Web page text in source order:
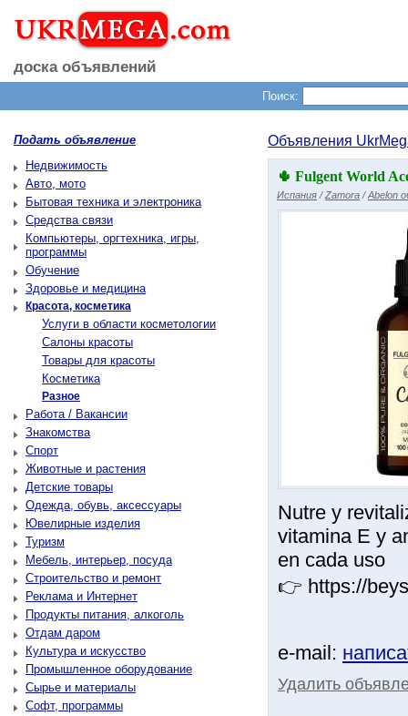
доска объявлений
Поиск:
Подать объявление
Недвижимость
Авто, мото
Бытовая техника и электроника
Средства связи
Компьютеры, оргтехника, игры,
программы
Обучение
Здоровье и медицина
Красота, косметика
Услуги в области косметологии
Салоны красоты
Товары для красоты
Косметика
Разное
Работа / Вакансии
Знакомства
Спорт
Животные и растения
Детские товары
Одежда, обувь, аксессуары
Ювелирные изделия
Туризм
Мебель, интерьер, посуда
Строительство и ремонт
Реклама и Интернет
Продукты питания, алкоголь
Отдам даром
Культура и искусство
Промышленное оборудование
Сырье и материалы
Софт, программы
Объявления
🌵 Fulgent World
Испания /Zamora /Abelon
Nutre y
vitamina E y
en cada uso
👉 https://
e-mail:
Удалить